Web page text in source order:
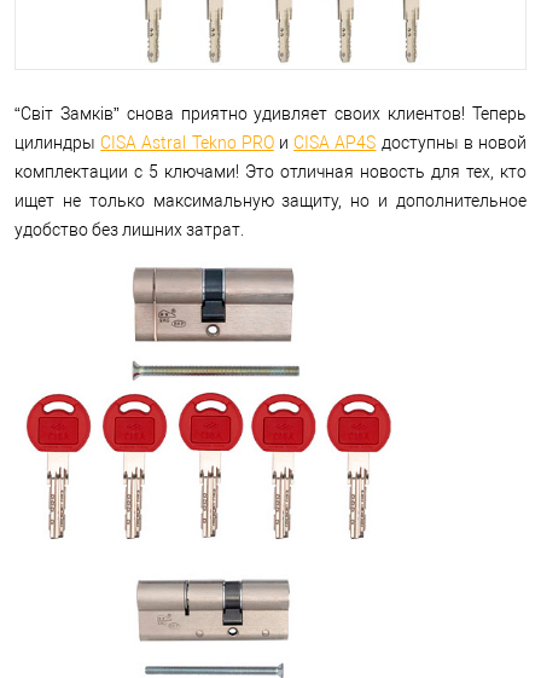
“Світ Замків” снова приятно удивляет своих клиентов! Теперь
цилиндрыCISA Astral Tekno PROиCISA AP4S доступны в новой
комплектации с 5 ключами! Это отличная новость для тех, кто
ищет не только максимальную защиту, но и дополнительное
удобство без лишних затрат.